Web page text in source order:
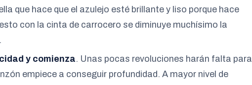
que hace que el azulejo esté brillante y liso porque hace
con la cinta de carrocero se diminuye muchísimo la
y comienza. Unas pocas revoluciones harán falta para
empiece a conseguir profundidad. A mayor nivel de